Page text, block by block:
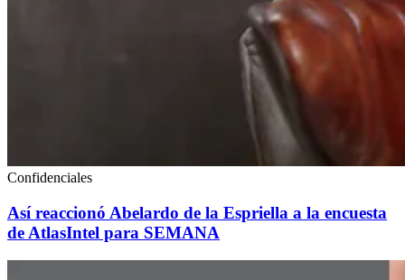
Confidenciales
Así reaccionó Abelardo de la Espriella a la encuesta
de AtlasIntel para SEMANA